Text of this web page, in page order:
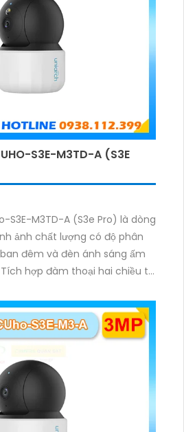
UHO-S3E-M3TD-A (S3E
S3E-M3TD-A (S3e Pro) là dòng
ảnh chất lượng có độ phân
đêm và đèn ánh sáng ấm
hợp đàm thoại hai chiều to